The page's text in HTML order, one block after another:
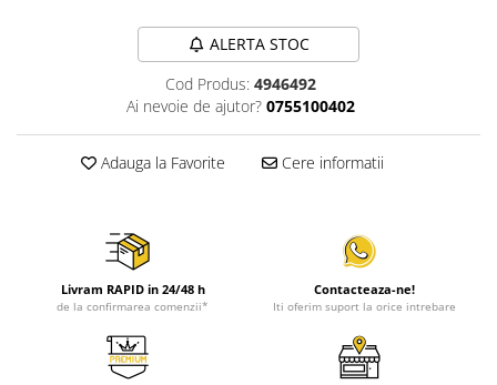
ALERTA STOC
Cod Produs: 4946492
Ai nevoie de ajutor? 0755100402
Adauga la Favorite Cere informatii
Livram RAPID in 24/48 h
de la confirmarea comenzii*
Contacteaza-ne!
Iti oferim suport la orice intrebare